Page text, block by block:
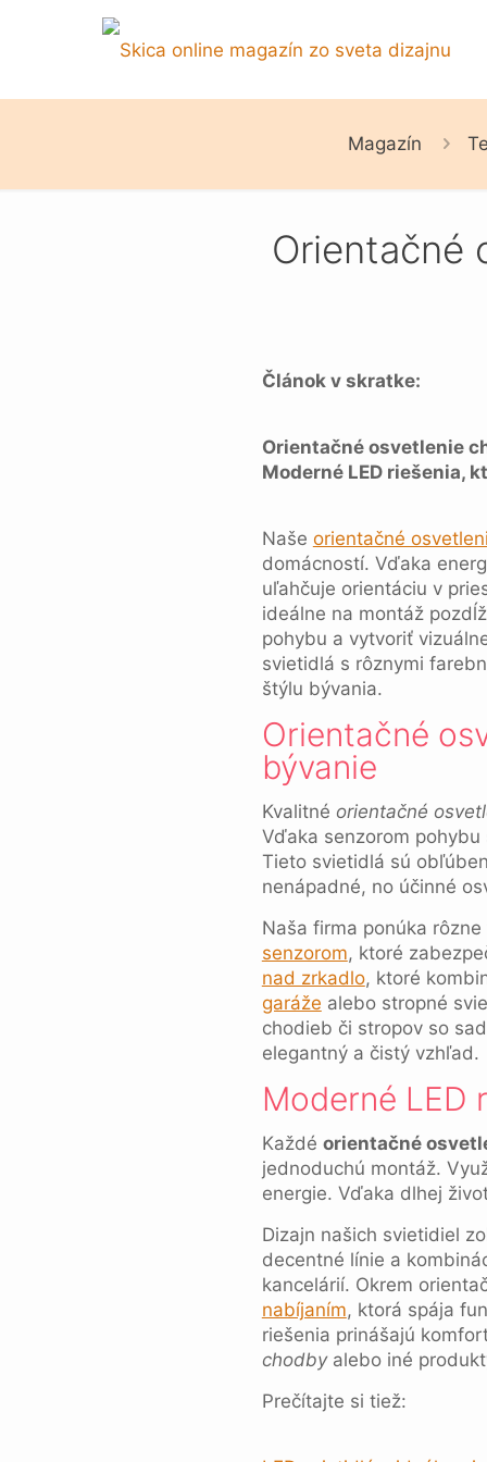
Magazín
Orientačné
Článok v skratke:
Orientačné osvetlenie
Moderné LED riešenia,
Naše orientačné
domácností. Vďaka
uľahčuje orientáciu v
ideálne na montáž
pohybu a vytvoriť
svietidlá s rôznymi
štýlu bývania.
Orientačné
bývanie
Kvalitné orientačné
Vďaka senzorom
Tieto svietidlá sú
nenápadné, no účinné
Naša firma ponúka
senzorom, ktoré
nad zrkadlo, ktoré
garáže alebo stropné
chodieb či stropov so
elegantný a čistý vzhľad.
Moderné LED
Každé orientačné
jednoduchú montáž.
energie. Vďaka dlhej
Dizajn našich svietidiel
decentné línie a
kancelárií. Okrem
nabíjaním, ktorá spája
riešenia prinášajú
chodbyalebo iné
Prečítajte si tiež: